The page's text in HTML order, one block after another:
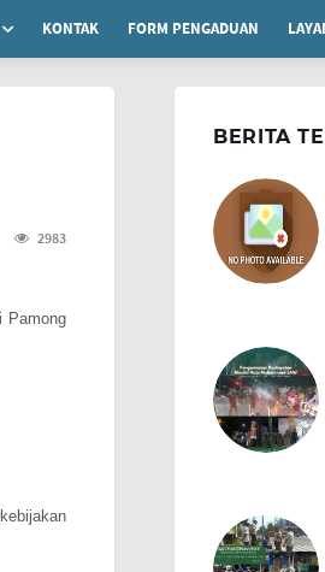
KONTAK FORM PENGADUAN
2983
Pamong
BERITA